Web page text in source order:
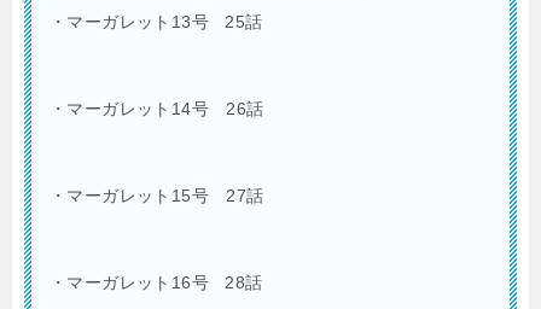
・マーガレット13号 25話
・マーガレット14号 26話
・マーガレット15号 27話
・マーガレット16号 28話